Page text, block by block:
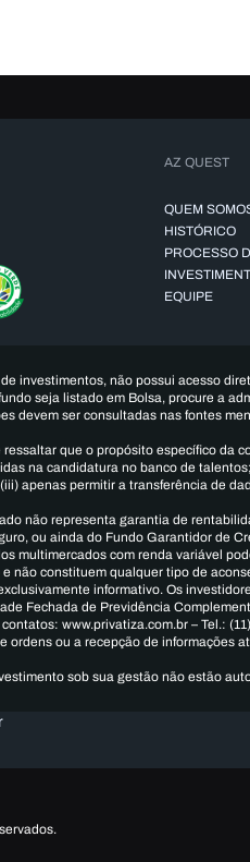
AZ QUEST
QUEM
HISTÓRICO
PROCESSO
EQUIPE
investimentos, não possui acesso
seja listado em Bolsa, procure a
devem ser consultadas nas fontes
ressaltar que o propósito específico da
na candidatura no banco de
apenas permitir a transferência de
não representa garantia de
ou ainda do Fundo Garantidor de
multimercados com renda variável
não constituem qualquer tipo de
informativo. Os
Fechada de Previdência
www.privatiza.com.br – Tel.:
ordens ou a recepção de informações
sob sua gestão não estão